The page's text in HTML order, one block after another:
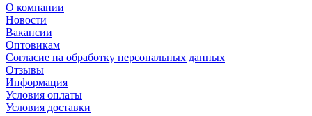
О компании
Новости
Вакансии
Оптовикам
Cогласие на обработку персональных данных
Отзывы
Информация
Условия оплаты
Условия доставки